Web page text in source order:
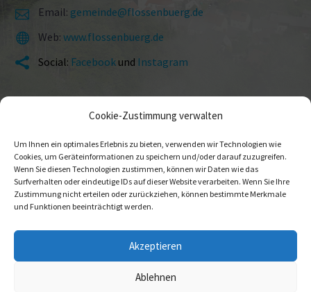
Cookie-Zustimmung verwalten
Um Ihnen ein optimales Erlebnis zu bieten, verwenden wir Technologien wie
Cookies, um Geräteinformationen zu speichern und/oder darauf zuzugreifen.
Wenn Sie diesen Technologien zustimmen, können wir Daten wie das
Surfverhalten oder eindeutige IDs auf dieser Website verarbeiten. Wenn Sie Ihre
Zustimmung nicht erteilen oder zurückziehen, können bestimmte Merkmale
und Funktionen beeinträchtigt werden.
Akzeptieren
Ablehnen

 Email: gemeinde@flossenbuerg.de

 Web: www.flossenbuerg.de

 Social: Facebook und Instagram
Impressum Daten­schutz Ansprech­partner
© 2026 Gemeinde Flossenbürg